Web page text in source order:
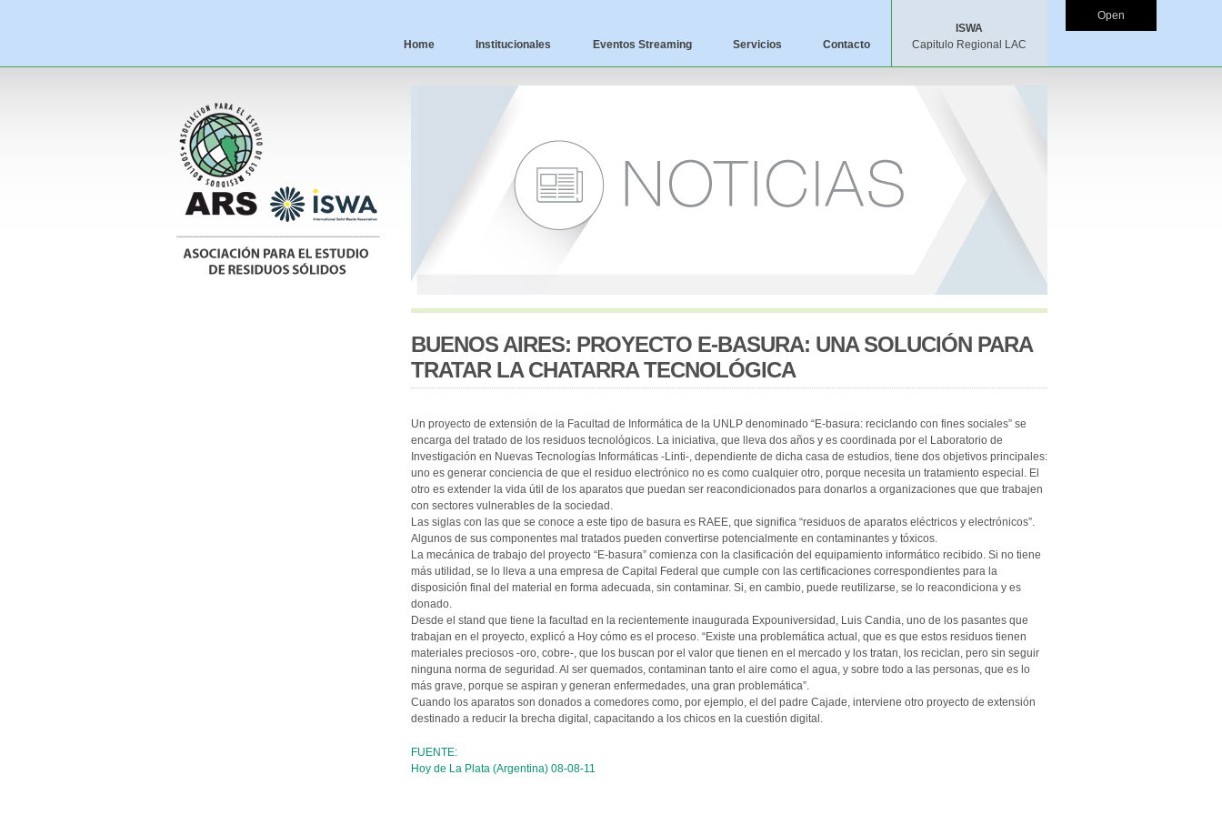
Home Institucionales Eventos Streaming Servicios Contacto
ISWA
Capitulo Regional LAC
BUENOS AIRES: PROYECTO E-BASURA: UNA SOLUCIÓN PARA
TRATAR LA CHATARRA TECNOLÓGICA
Un proyecto de extensión de la Facultad de Informática de la UNLP denominado “E-basura: reciclando con fines sociales” se
encarga del tratado de los residuos tecnológicos. La iniciativa, que lleva dos años y es coordinada por el Laboratorio de
Investigación en Nuevas Tecnologías Informáticas -Linti-, dependiente de dicha casa de estudios, tiene dos objetivos principales:
uno es generar conciencia de que el residuo electrónico no es como cualquier otro, porque necesita un tratamiento especial. El
otro es extender la vida útil de los aparatos que puedan ser reacondicionados para donarlos a organizaciones que que trabajen
con sectores vulnerables de la sociedad.
Las siglas con las que se conoce a este tipo de basura es RAEE, que significa “residuos de aparatos eléctricos y electrónicos”.
Algunos de sus componentes mal tratados pueden convertirse potencialmente en contaminantes y tóxicos.
La mecánica de trabajo del proyecto “E-basura” comienza con la clasificación del equipamiento informático recibido. Si no tiene
más utilidad, se lo lleva a una empresa de Capital Federal que cumple con las certificaciones correspondientes para la
disposición final del material en forma adecuada, sin contaminar. Si, en cambio, puede reutilizarse, se lo reacondiciona y es
donado.
Desde el stand que tiene la facultad en la recientemente inaugurada Expouniversidad, Luis Candia, uno de los pasantes que
trabajan en el proyecto, explicó a Hoy cómo es el proceso. “Existe una problemática actual, que es que estos residuos tienen
materiales preciosos -oro, cobre-, que los buscan por el valor que tienen en el mercado y los tratan, los reciclan, pero sin seguir
ninguna norma de seguridad. Al ser quemados, contaminan tanto el aire como el agua, y sobre todo a las personas, que es lo
más grave, porque se aspiran y generan enfermedades, una gran problemática”.
Cuando los aparatos son donados a comedores como, por ejemplo, el del padre Cajade, interviene otro proyecto de extensión
destinado a reducir la brecha digital, capacitando a los chicos en la cuestión digital.
FUENTE:
Hoy de La Plata (Argentina) 08-08-11
Open